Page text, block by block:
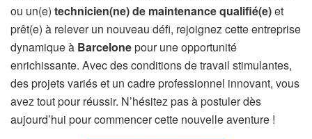
ou un(e) technicien(ne) de maintenance qualifié(e)et
prêt(e) à relever un nouveau défi, rejoignez cette entreprise
dynamique à Barcelonepour une opportunité
enrichissante. Avec des conditions de travail stimulantes,
des projets variés et un cadre professionnel innovant, vous
avez tout pour réussir. N’hésitez pas à postuler dès
aujourd’hui pour commencer cette nouvelle aventure !